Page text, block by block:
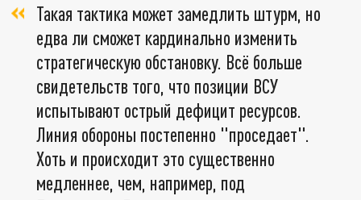
Такая тактика может замедлить штурм, но
едва ли сможет кардинально изменить
стратегическую обстановку. Всё больше
свидетельств того, что позиции ВСУ
испытывают острый дефицит ресурсов.
Линия обороны постепенно "проседает".
Хоть и происходит это существенно
медленнее, чем, например, под